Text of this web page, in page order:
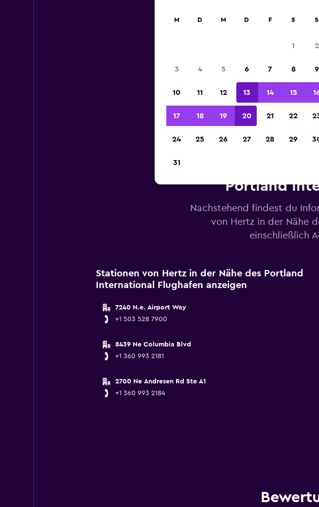
Portland
Nachstehend findest du
von Hertz in der Nähe
einschließlich
Stationen von Hertz in der Nähe des Portland
International Flughafen anzeigen
7240 N.e. Airport Way
+1 503 528 7900
8439 Ne Columbia Blvd
+1 360 993 2181
2700 Ne Andresen Rd Ste A1
+1 360 993 2184
M D M D F S S
1 2
3 4 5 6 7 8 9
10 11 12 13 14 15
17 18 19 20 21 22
24 25 26 27 28 29
31